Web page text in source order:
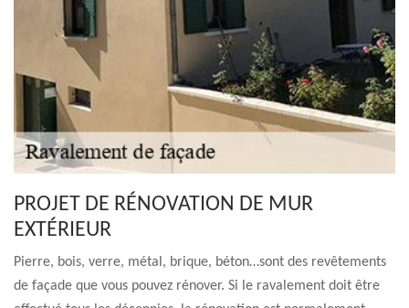
PROJET DE RÉNOVATION DE MUR
EXTÉRIEUR
Pierre, bois, verre, métal, brique, béton…sont des revêtements
de façade que vous pouvez rénover. Si le ravalement doit être